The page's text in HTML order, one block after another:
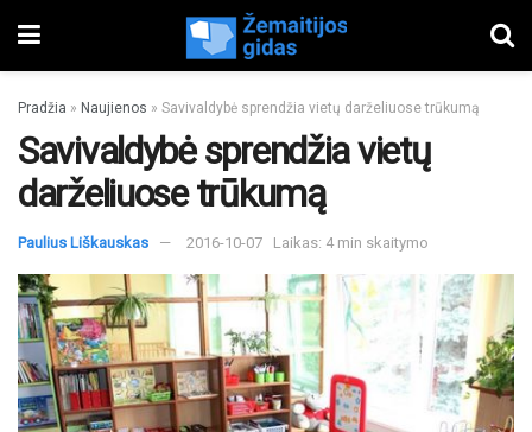
Pradžia » Naujienos » Savivaldybė sprendžia vietų darželiuose trūkumą
Savivaldybė sprendžia vietų
darželiuose trūkumą
Paulius Liškauskas 2016-10-07 Laikas: 4 min skaitymo